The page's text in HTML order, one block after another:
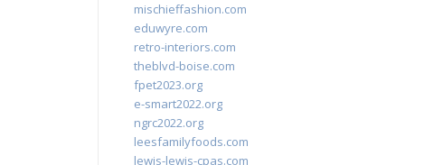
mischieffashion.com
eduwyre.com
retro-interiors.com
theblvd-boise.com
fpet2023.org
e-smart2022.org
ngrc2022.org
leesfamilyfoods.com
lewis-lewis-cpas.com